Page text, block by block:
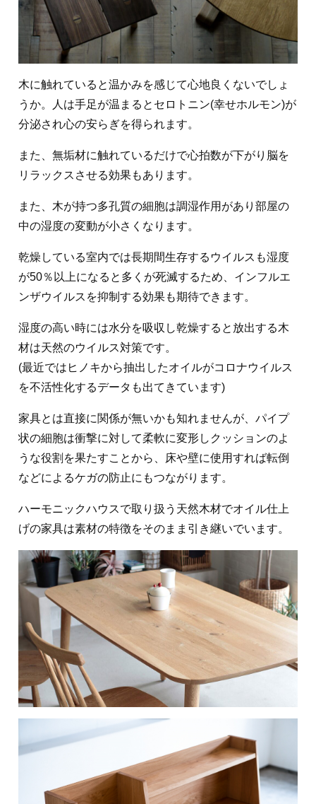
木に触れていると温かみを感じて心地良くないでしょ
うか。人は手足が温まるとセロトニン(幸せホルモン)が
分泌され心の安らぎを得られます。
また、無垢材に触れているだけで心拍数が下がり脳を
リラックスさせる効果もあります。
また、木が持つ多孔質の細胞は調湿作用があり部屋の
中の湿度の変動が小さくなります。
乾燥している室内では長期間生存するウイルスも湿度
が50％以上になると多くが死滅するため、インフルエ
ンザウイルスを抑制する効果も期待できます。
湿度の高い時には水分を吸収し乾燥すると放出する木
材は天然のウイルス対策です。
(最近ではヒノキから抽出したオイルがコロナウイルス
を不活性化するデータも出てきています)
家具とは直接に関係が無いかも知れませんが、パイプ
状の細胞は衝撃に対して柔軟に変形しクッションのよ
うな役割を果たすことから、床や壁に使用すれば転倒
などによるケガの防止にもつながります。
ハーモニックハウスで取り扱う天然木材でオイル仕上
げの家具は素材の特徴をそのまま引き継いでいます。